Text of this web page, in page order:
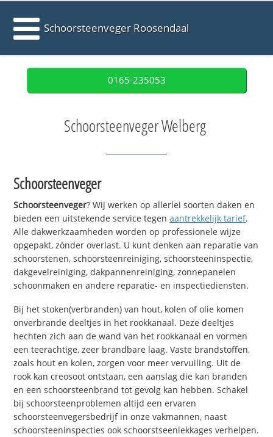
Schoorsteenveger Roosendaal
0165-235053
Schoorsteenveger Welberg
Schoorsteenveger
Schoorsteenveger? Wij werken op allerlei soorten daken en
bieden een uitstekende service tegenaantrekkelijk tarief.
Alle dakwerkzaamheden worden op professionele wijze
opgepakt, zónder overlast. U kunt denken aan reparatie van
schoorstenen, schoorsteenreiniging, schoorsteeninspectie,
dakgevelreiniging, dakpannenreiniging, zonnepanelen
schoonmaken en andere reparatie- en inspectiediensten.
Bij het stoken(verbranden) van hout, kolen of olie komen
onverbrande deeltjes in het rookkanaal. Deze deeltjes
hechten zich aan de wand van het rookkanaal en vormen
een teerachtige, zeer brandbare laag. Vaste brandstoffen,
zoals hout en kolen, zorgen voor meer vervuiling. Uit de
rook kan creosoot ontstaan, een aanslag die kan branden
en een schoorsteenbrand tot gevolg kan hebben. Schakel
bij schoorsteenproblemen altijd een ervaren
schoorsteenvegersbedrijf in onze vakmannen, naast
schoorsteeninspecties ook schoorstseenlekkages verhelpen.